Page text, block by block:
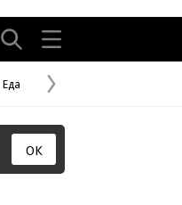
Еда
Следующая
страница
ОК